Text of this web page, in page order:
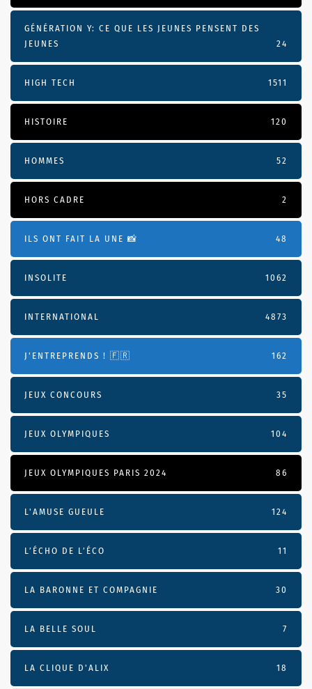
GÉNÉRATION Y: CE QUE LES JEUNES PENSENT DES
JEUNES
24
HIGH TECH 1511
HISTOIRE 120
HOMMES 52
HORS CADRE 2
ILS ONT FAIT LA UNE 📸 48
INSOLITE 1062
INTERNATIONAL 4873
J'ENTREPRENDS ! 🇫🇷 162
JEUX CONCOURS 35
JEUX OLYMPIQUES 104
JEUX OLYMPIQUES PARIS 2024 86
L'AMUSE GUEULE 124
L’ÉCHO DE L’ÉCO 11
LA BARONNE ET COMPAGNIE 30
LA BELLE SOUL 7
LA CLIQUE D'ALIX 18